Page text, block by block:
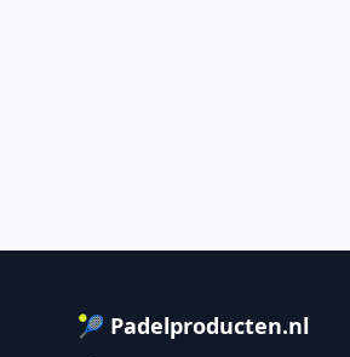
🎾 Padelproducten.nl